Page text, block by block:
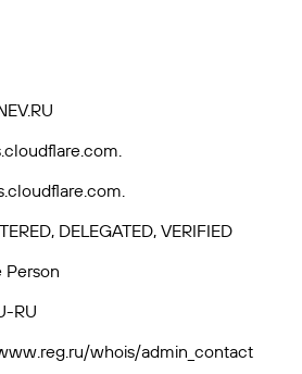
DELEGATED, VERIFIED
Person
RU
whois/admin_contact